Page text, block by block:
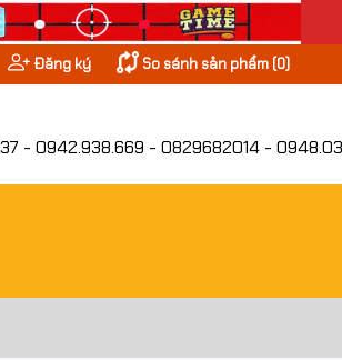
Đăng ký So sánh sản phẩm (0)
- 0942.938.669 - 0829682014 -